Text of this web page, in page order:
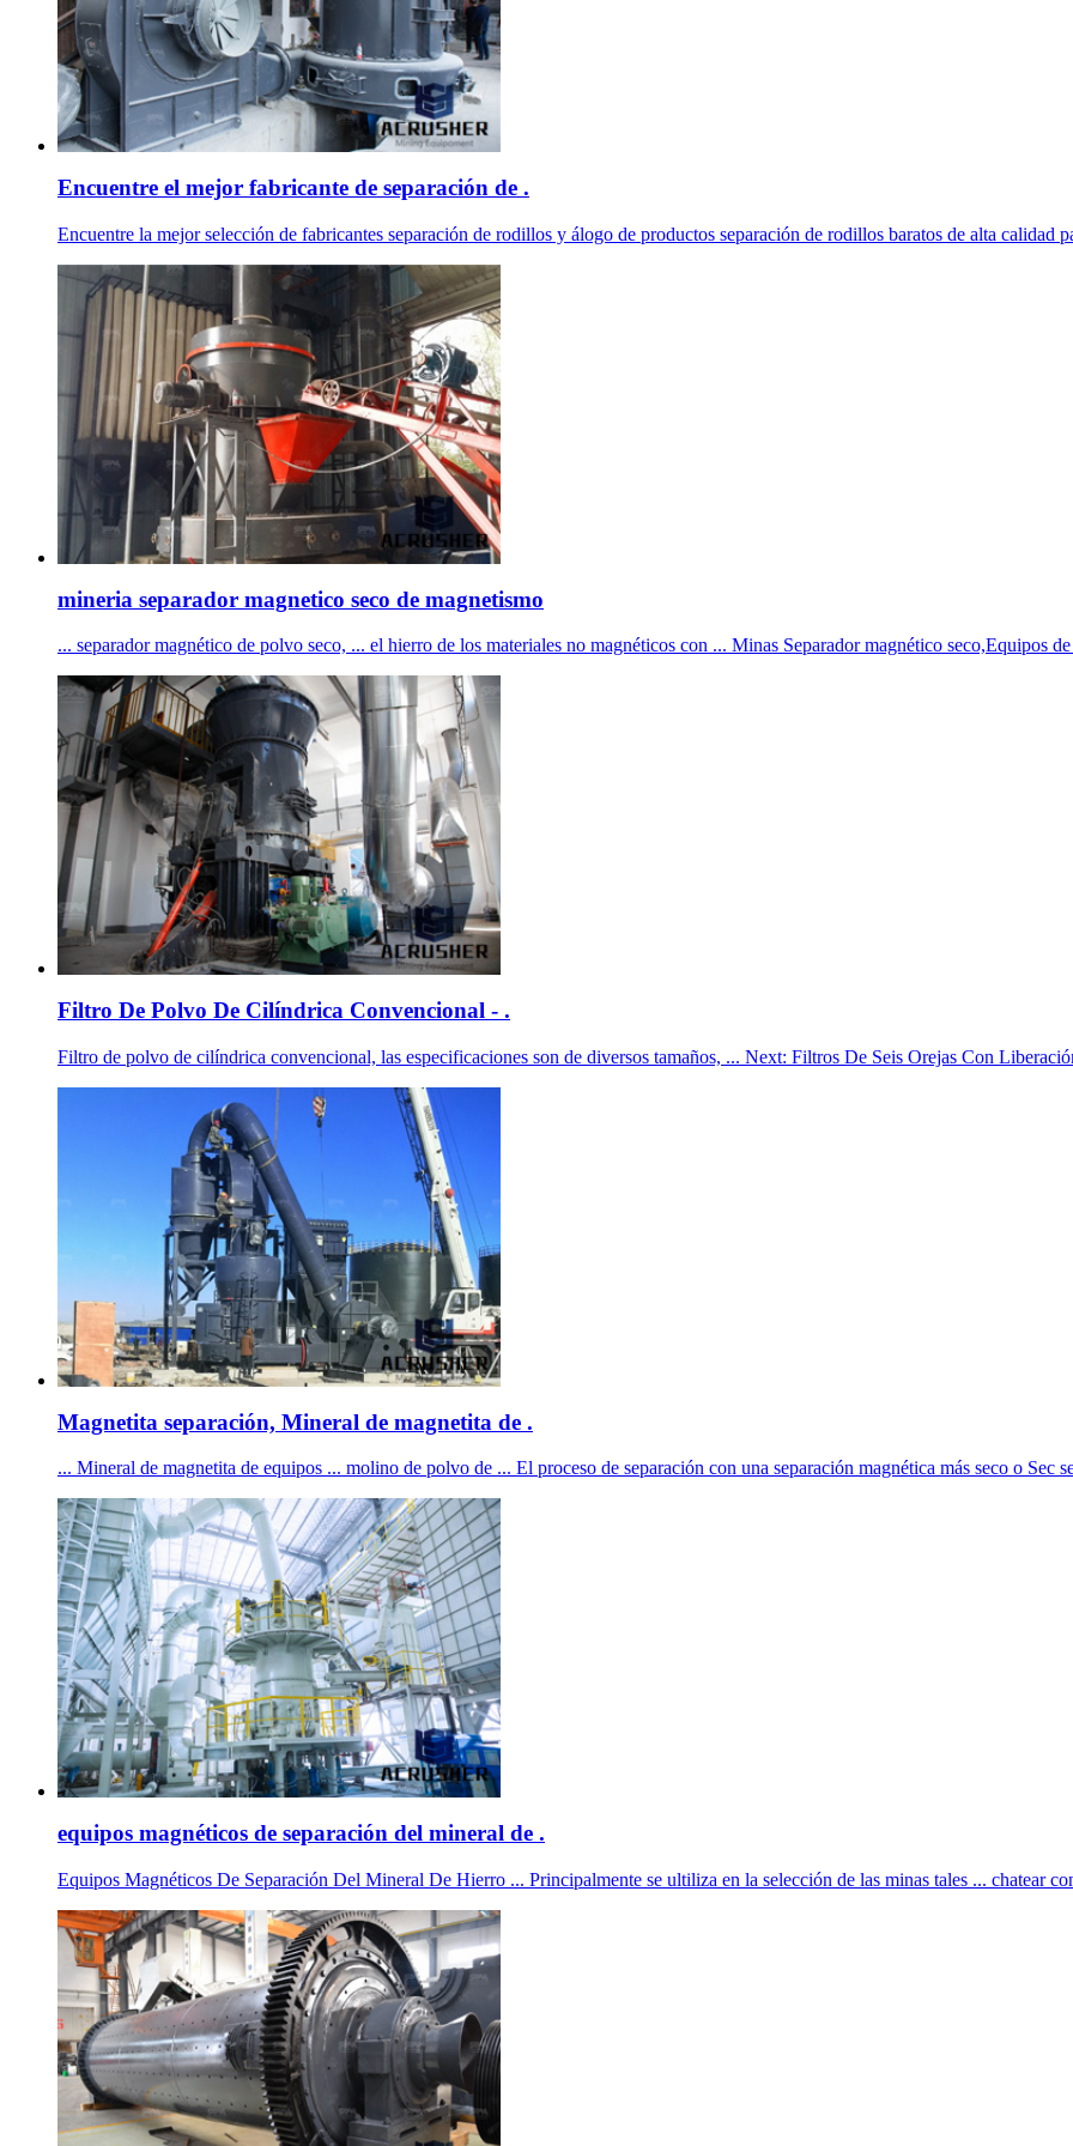
Encuentre el mejor fabricante de separación de .
Encuentre la mejor selección de fabricantes separación de rodillos y álogo de productos separación de rodillos baratos de alta calidad
mineria separador magnetico seco de magnetismo
... separador magnético de polvo seco, ... el hierro de los materiales no magnéticos con ... Minas Separador magnético seco,Equipos
Filtro De Polvo De Cilíndrica Convencional - .
Filtro de polvo de cilíndrica convencional, las especificaciones son de diversos tamaños, ... Next: Filtros De Seis Orejas Con
Magnetita separación, Mineral de magnetita de .
... Mineral de magnetita de equipos ... molino de polvo de ... El proceso de separación con una separación magnética más seco o Sec
equipos magnéticos de separación del mineral de .
Equipos Magnéticos De Separación Del Mineral De Hierro ... Principalmente se ultiliza en la selección de las minas tales ... chatear